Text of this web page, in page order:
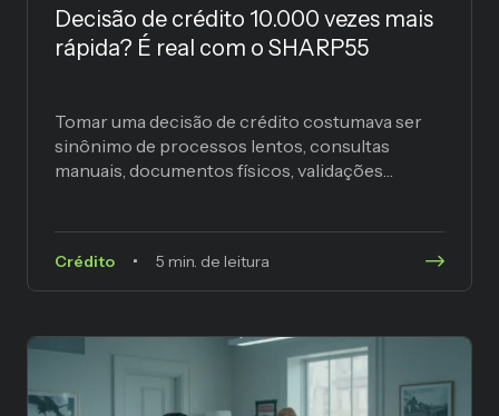
Decisão de crédito 10.000 vezes mais
rápida? É real com o SHARP55
Tomar uma decisão de crédito costumava ser
sinônimo de processos lentos, consultas
manuais, documentos físicos, validações
Crédito 5 min. de leitura